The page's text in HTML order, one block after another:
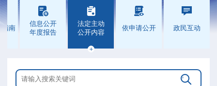
指南

信息公开
年度报告

法定主动
公开内容


依申请公开

政民互动
